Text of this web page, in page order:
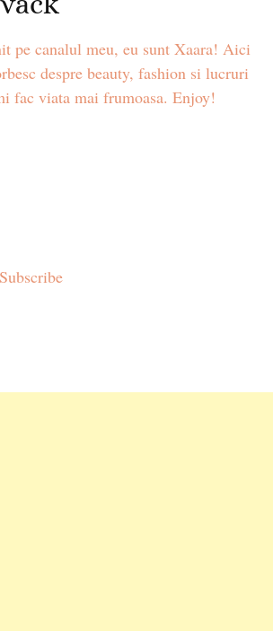
pe canalul meu, eu sunt Xaara! Aici
despre beauty, fashion si lucruri
fac viata mai frumoasa. Enjoy!
Subscribe